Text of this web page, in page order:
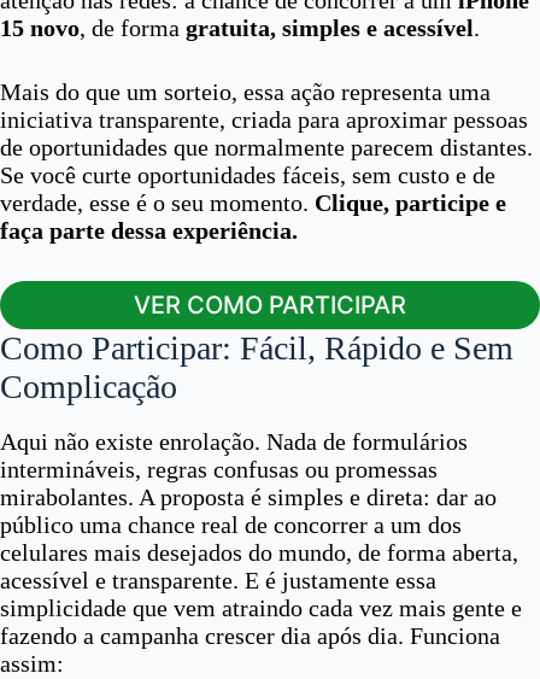
15 novo, de forma gratuita, simples e acessível.
Mais do que um sorteio, essa ação representa uma
iniciativa transparente, criada para aproximar pessoas
de oportunidades que normalmente parecem distantes.
Se você curte oportunidades fáceis, sem custo e de
verdade, esse é o seu momento. Clique, participe e
faça parte dessa experiência.
VER COMO PARTICIPAR
Como Participar: Fácil, Rápido e Sem
Complicação
Aqui não existe enrolação. Nada de formulários
intermináveis, regras confusas ou promessas
mirabolantes. A proposta é simples e direta: dar ao
público uma chance real de concorrer a um dos
celulares mais desejados do mundo, de forma aberta,
acessível e transparente. E é justamente essa
simplicidade que vem atraindo cada vez mais gente e
fazendo a campanha crescer dia após dia. Funciona
assim: